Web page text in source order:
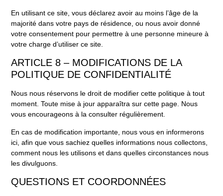
En utilisant ce site, vous déclarez avoir au moins l’âge de la
majorité dans votre pays de résidence, ou nous avoir donné
votre consentement pour permettre à une personne mineure à
votre charge d’utiliser ce site.
ARTICLE 8 – MODIFICATIONS DE LA
POLITIQUE DE CONFIDENTIALITÉ
Nous nous réservons le droit de modifier cette politique à tout
moment. Toute mise à jour apparaîtra sur cette page. Nous
vous encourageons à la consulter régulièrement.
En cas de modification importante, nous vous en informerons
ici, afin que vous sachiez quelles informations nous collectons,
comment nous les utilisons et dans quelles circonstances nous
les divulguons.
QUESTIONS ET COORDONNÉES